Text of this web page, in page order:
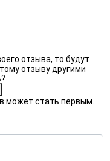
отзыва, то будут
отзыву другими
может стать первым.